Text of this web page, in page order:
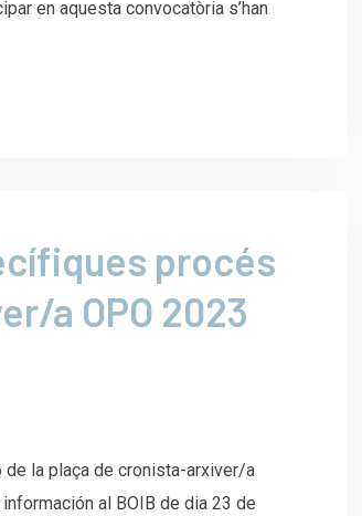
en aquesta convocatòria s’han
procés
a OPO 2023
la plaça de cronista-arxiver/a
al BOIB de dia 23 de